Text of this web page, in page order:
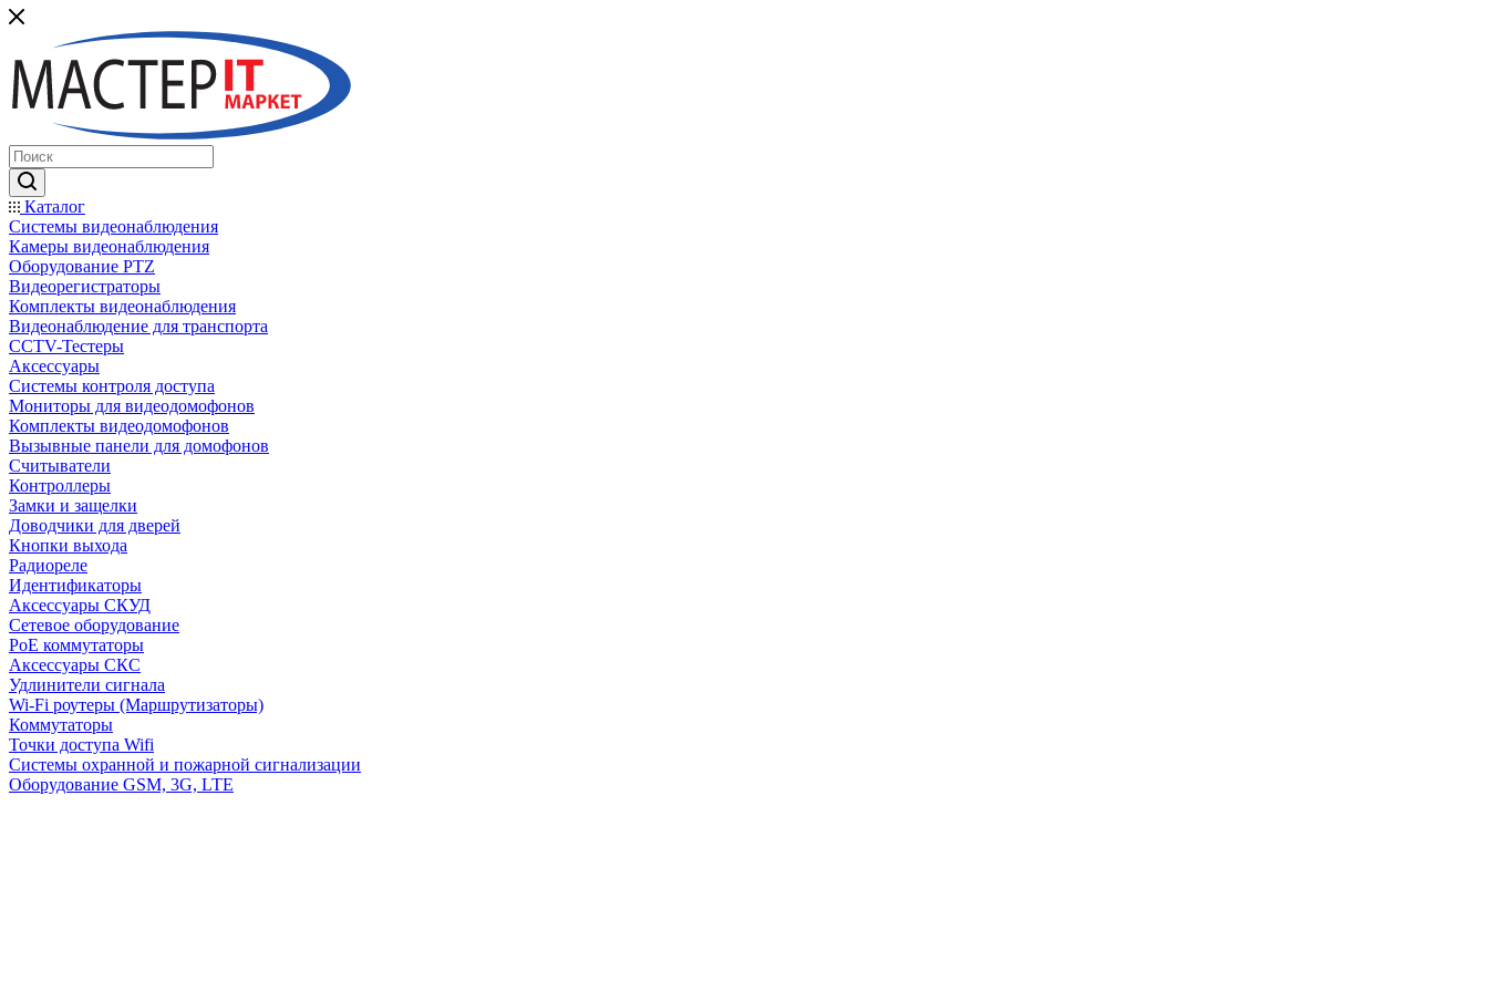
Каталог
Системы видеонаблюдения
Камеры видеонаблюдения
Оборудование PTZ
Видеорегистраторы
Комплекты видеонаблюдения
Видеонаблюдение для транспорта
CCTV-Тестеры
Аксессуары
Системы контроля доступа
Мониторы для видеодомофонов
Комплекты видеодомофонов
Вызывные панели для домофонов
Считыватели
Контроллеры
Замки и защелки
Доводчики для дверей
Кнопки выхода
Радиореле
Идентификаторы
Аксессуары СКУД
Сетевое оборудование
PoE коммутаторы
Аксессуары СКС
Удлинители сигнала
Wi-Fi роутеры (Маршрутизаторы)
Коммутаторы
Точки доступа Wifi
Системы охранной и пожарной сигнализации
Оборудование GSM, 3G, LTE